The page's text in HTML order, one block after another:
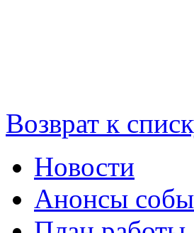
Возврат к
Новости
Анонсы